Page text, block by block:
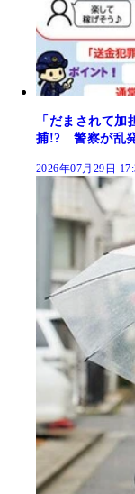
「だまされて
捕!? 警察が乱
2026年07月29日